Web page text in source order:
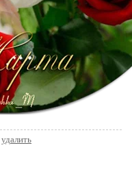
удалить